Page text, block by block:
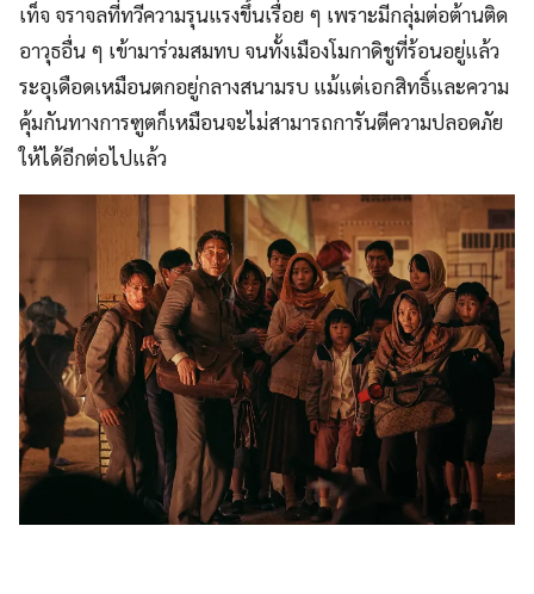
เท็จ จราจลที่ทวีความรุนแรงขึ้นเรื่อย ๆ เพราะมีกลุ่มต่อต้านติด
อาวุธอื่น ๆ เข้ามาร่วมสมทบ จนทั้งเมืองโมกาดิชูที่ร้อนอยู่แล้ว
ระอุเดือดเหมือนตกอยู่กลางสนามรบ แม้แต่เอกสิทธิ์และความ
คุ้มกันทางการฑูตก็เหมือนจะไม่สามารถการันตีความปลอดภัย
ให้ได้อีกต่อไปแล้ว